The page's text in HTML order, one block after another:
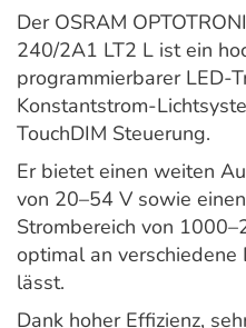
Der OSRAM
240/2A1 LT2 L ist ein
programmierbarer LED-
Konstantstrom-
TouchDIM Steuerung.
Er bietet einen weiten
von 20–54 V sowie
Strombereich von
optimal an
lässt.
Dank hoher Effizienz,